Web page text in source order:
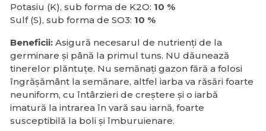
Potasiu (K), sub forma de K2O: 10 %
Sulf (S), sub forma de SO3: 10 %
Beneficii: Asigură necesarul de nutrienți de la
germinare și până la primul tuns. NU dăunează
tinerelor plăntuțe. Nu semănați gazon fără a folosi
îngrășământ la semănare, altfel iarba va răsări foarte
neuniform, cu întârzieri de creștere și o iarbă
imatură la intrarea în vară sau iarnă, foarte
susceptibilă la boli și îmburuienare.